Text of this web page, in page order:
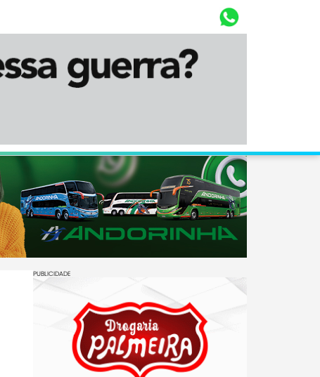
Diário Corumbaense
PUBLICIDADE